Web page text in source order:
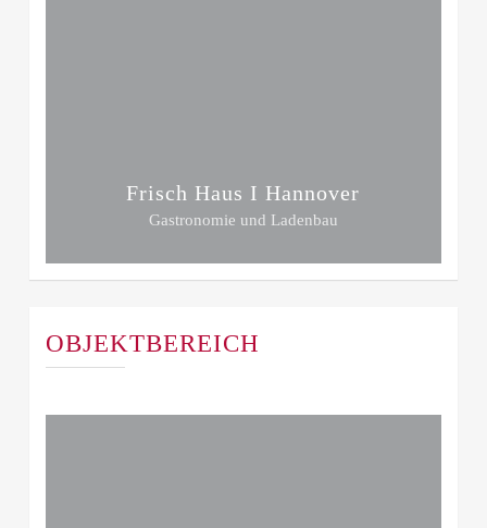
Frisch Haus I Hannover
Gastronomie und Ladenbau
OBJEKTBEREICH